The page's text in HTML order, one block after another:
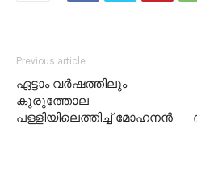
Previous article
ഏട്ടാം വർഷത്തിലും
കുരുത്തോല
പള്ളിയിലെത്തിച്ച് മോഹനൻ